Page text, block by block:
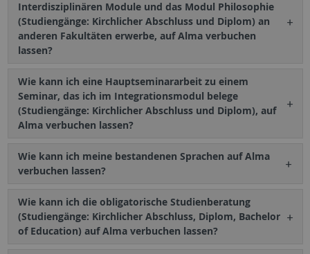
Interdisziplinären Module und das Modul Philosophie
(Studiengänge: Kirchlicher Abschluss und Diplom) an
anderen Fakultäten erwerbe, auf Alma verbuchen
lassen?
Wie kann ich eine Hauptseminararbeit zu einem
Seminar, das ich im Integrationsmodul belege
(Studiengänge: Kirchlicher Abschluss und Diplom), auf
Alma verbuchen lassen?
Wie kann ich meine bestandenen Sprachen auf Alma
verbuchen lassen?
Wie kann ich die obligatorische Studienberatung
(Studiengänge: Kirchlicher Abschluss, Diplom, Bachelor
of Education) auf Alma verbuchen lassen?